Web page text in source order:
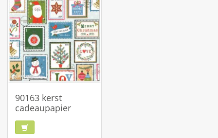
90163 kerst
cadeaupapier